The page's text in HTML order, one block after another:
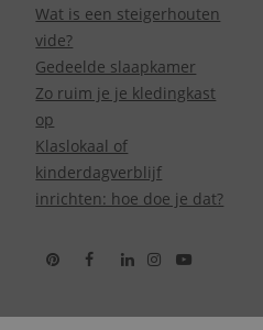
Wat is een steigerhouten
vide?
Gedeelde slaapkamer
Zo ruim je je kledingkast
op
Klaslokaal of
kinderdagverblijf
inrichten: hoe doe je dat?